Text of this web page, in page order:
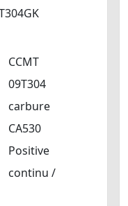
CCMT
09T304
carbure
CA530
Positive
continu /